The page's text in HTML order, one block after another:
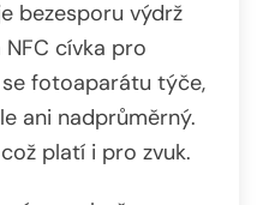
bezesporu výdrž
cívka pro
fotoaparátu týče,
ani nadprůměrný.
platí i pro zvuk.